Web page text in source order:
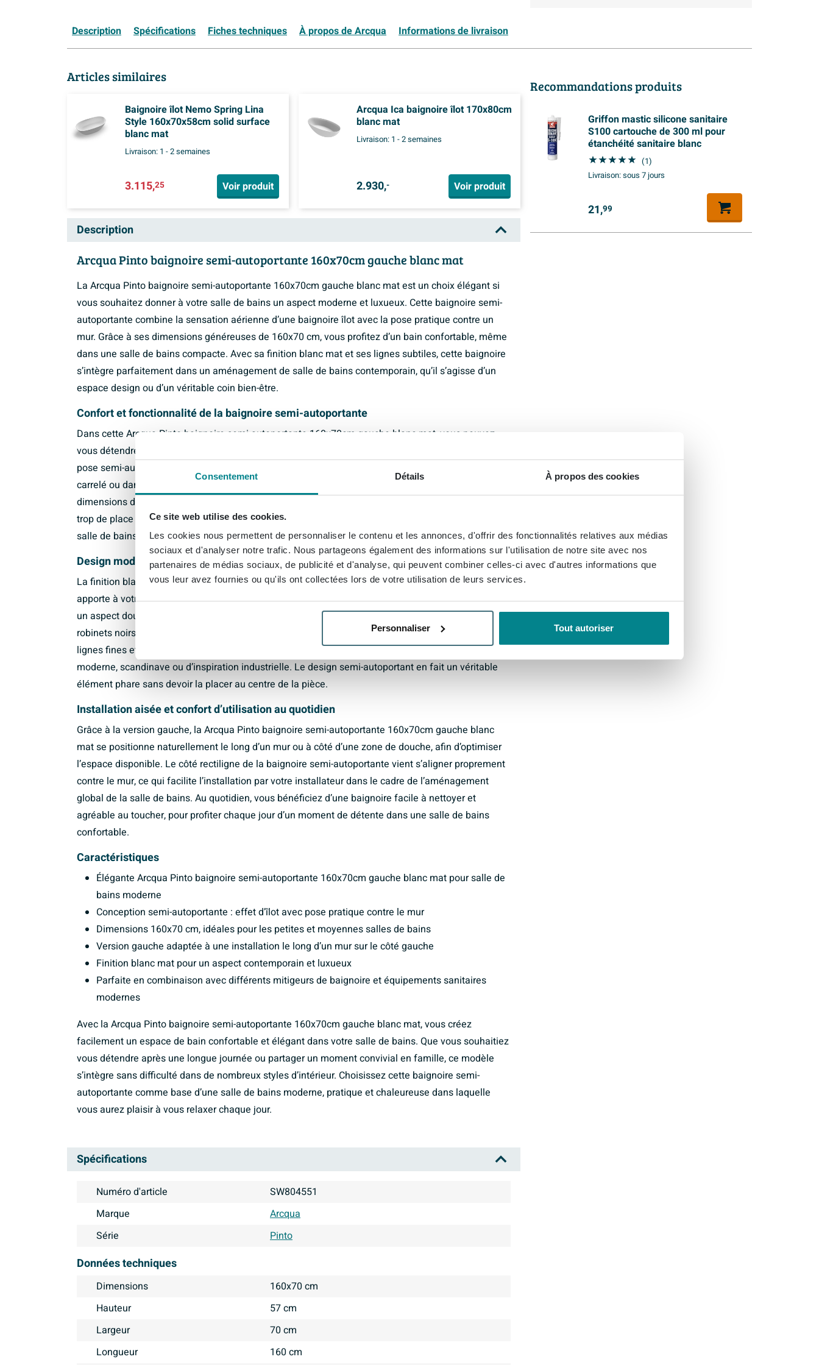
Consentement Détails À propos des cookies
Ce site web utilise des cookies.
Les cookies nous permettent de personnaliser le contenu et les annonces, d'offrir des fonctionnalités relatives aux médias
sociaux et d'analyser notre trafic. Nous partageons également des informations sur l'utilisation de notre site avec nos
partenaires de médias sociaux, de publicité et d'analyse, qui peuvent combiner celles-ci avec d'autres informations que
vous leur avez fournies ou qu'ils ont collectées lors de votre utilisation de leurs services.
Personnaliser Tout autoriser
Description Spécifications Fiches techniques À propos de Arcqua Informations de livraison
Articles similaires
Baignoire îlot Nemo Spring Lina
Style 160x70x58cm solid surface
blanc mat
Livraison: 1 - 2 semaines
3.115,25 Voir produit
Arcqua Ica baignoire îlot 170x80cm
blanc mat
Livraison: 1 - 2 semaines
2.930,- Voir produit
Description
Arcqua Pinto baignoire semi-autoportante 160x70cm gauche blanc mat
La Arcqua Pinto baignoire semi-autoportante 160x70cm gauche blanc mat est un choix élégant si
vous souhaitez donner à votre salle de bains un aspect moderne et luxueux. Cette baignoire semi-
autoportante combine la sensation aérienne d’une baignoire îlot avec la pose pratique contre un
mur. Grâce à ses dimensions généreuses de 160x70 cm, vous profitez d’un bain confortable, même
dans une salle de bains compacte. Avec sa finition blanc mat et ses lignes subtiles, cette baignoire
s’intègre parfaitement dans un aménagement de salle de bains contemporain, qu’il s’agisse d’un
espace design ou d’un véritable coin bien-être.
Confort et fonctionnalité de la baignoire semi-autoportante
Dans cette Arcqua Pinto baignoire semi-autoportante 160x70cm gauche blanc mat, vous pouvez
vous détendre pleinement grâce à sa forme étudiée et à sa position de couchage ergonomique. La
pose semi-autoportante côté gauche permet d’installer facilement la baignoire contre un mur
carrelé ou dans une niche, tout en conservant la sensation d’espace d’une baignoire îlot. Les
dimensions de 160x70 cm offrent un volume intérieur suffisant, sans que la baignoire ne prenne
trop de place dans votre salle de bains. Cela rend cette baignoire idéale aussi bien pour une petite
salle de bains citadine que pour une salle de bains familiale équipée d’un sanitaire moderne.
Design moderne en blanc mat pour une salle de bains épurée
La finition blanc mat de l’Arcqua Pinto baignoire semi-autoportante 160x70cm gauche blanc mat
apporte à votre salle de bains une esthétique haut de gamme et apaisante. La surface mate offre
un aspect doux et contemporain, ce qui permet d’harmoniser facilement la baignoire avec des
robinets noirs mats, des mitigeurs chromés et d’autres éléments de robinetterie design. Grâce à ses
lignes fines et à sa forme épurée, cette baignoire se marie parfaitement avec une salle de bains
moderne, scandinave ou d’inspiration industrielle. Le design semi-autoportant en fait un véritable
élément phare sans devoir la placer au centre de la pièce.
Installation aisée et confort d’utilisation au quotidien
Grâce à la version gauche, la Arcqua Pinto baignoire semi-autoportante 160x70cm gauche blanc
mat se positionne naturellement le long d’un mur ou à côté d’une zone de douche, afin d’optimiser
l’espace disponible. Le côté rectiligne de la baignoire semi-autoportante vient s’aligner proprement
contre le mur, ce qui facilite l’installation par votre installateur dans le cadre de l’aménagement
global de la salle de bains. Au quotidien, vous bénéficiez d’une baignoire facile à nettoyer et
agréable au toucher, pour profiter chaque jour d’un moment de détente dans une salle de bains
confortable.
Caractéristiques
Élégante Arcqua Pinto baignoire semi-autoportante 160x70cm gauche blanc mat pour salle de
bains moderne
Conception semi-autoportante : effet d’îlot avec pose pratique contre le mur
Dimensions 160x70 cm, idéales pour les petites et moyennes salles de bains
Version gauche adaptée à une installation le long d’un mur sur le côté gauche
Finition blanc mat pour un aspect contemporain et luxueux
Parfaite en combinaison avec différents mitigeurs de baignoire et équipements sanitaires
modernes
Avec la Arcqua Pinto baignoire semi-autoportante 160x70cm gauche blanc mat, vous créez
facilement un espace de bain confortable et élégant dans votre salle de bains. Que vous souhaitiez
vous détendre après une longue journée ou partager un moment convivial en famille, ce modèle
s’intègre sans difficulté dans de nombreux styles d’intérieur. Choisissez cette baignoire semi-
autoportante comme base d’une salle de bains moderne, pratique et chaleureuse dans laquelle
vous aurez plaisir à vous relaxer chaque jour.
Spécifications
Numéro d'article
SW804551
Marque
Arcqua
Série
Pinto
Données techniques
Dimensions
160x70 cm
Hauteur
57 cm
Largeur
70 cm
Longueur
160 cm
Recommandations produits
Griffon mastic silicone sanitaire
S100 cartouche de 300 ml pour
étanchéité sanitaire blanc
(1)
Livraison:sous 7 jours
21,99